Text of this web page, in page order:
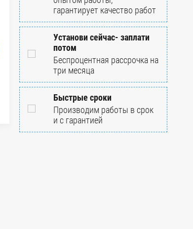
гарантирует качество работ
Установи сейчас- заплати
потом
Беспроцентная рассрочка на
три месяца
Быстрые сроки
Производим работы в срок
и с гарантией